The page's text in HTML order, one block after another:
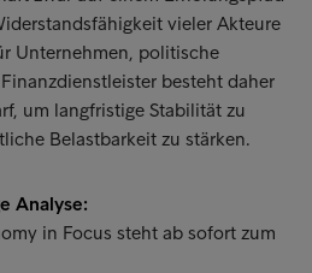
vieler Akteure
Unternehmen, politische
besteht daher
um langfristige Stabilität zu
Belastbarkeit zu stärken.
Analyse:
in Focus steht ab sofort zum